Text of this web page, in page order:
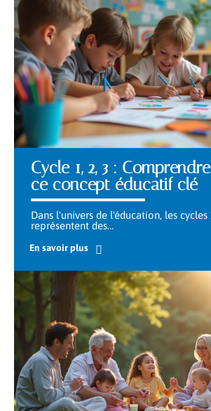
Cycle 1, 2, 3 :
ce concept éducatif clé
Dans l'univers de l'éducation, les cycles
représentent des…
En savoir plus